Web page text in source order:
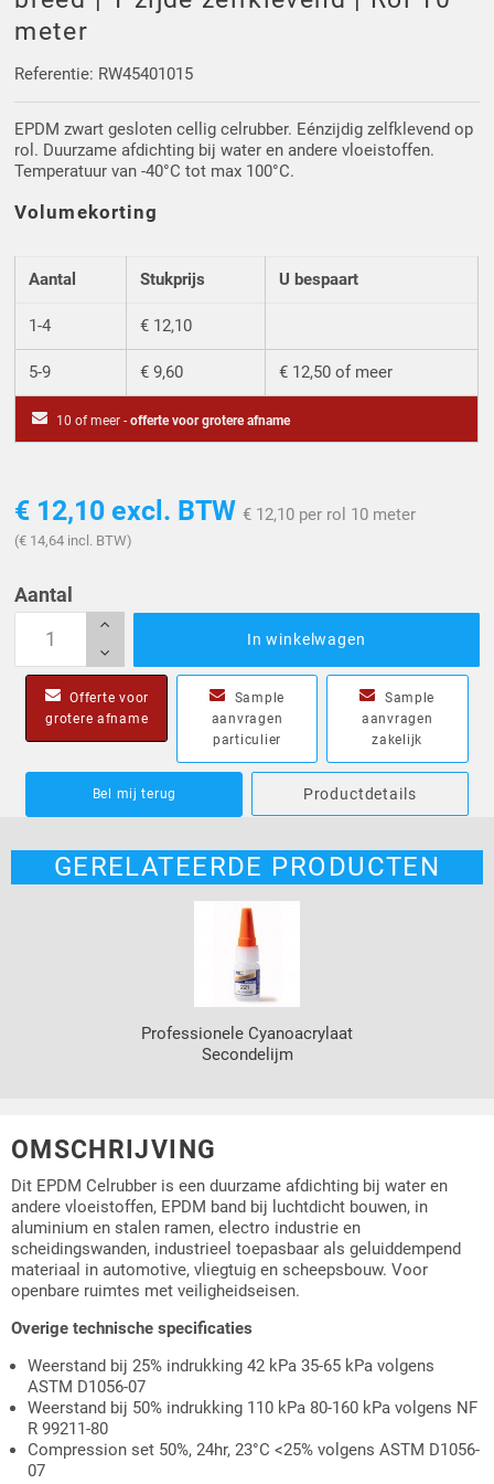
Driehoek/Wig profielen
Silicone U Profielen
Luikenpakking
Oploopprofielen
Hoekprofielen
O-ringen
meter
Referentie: RW45401015
EPDM zwart gesloten cellig celrubber. Eénzijdig zelfklevend op
rol. Duurzame afdichting bij water en andere vloeistoffen.
Temperatuur van -40°C tot max 100°C.
Volumekorting
Aantal Stukprijs U bespaart
1-4 € 12,10
5-9 € 9,60 € 12,50 of meer
10 of meer -offerte voor grotere afname
€ 12,10 excl. BTW € 12,10 per rol 10 meter
(€ 14,64 incl. BTW)
Aantal
In winkelwagen
Offerte voor
grotere afname
Sample
aanvragen
particulier
Sample
aanvragen
zakelijk
Bel mij terug Productdetails
GERELATEERDE PRODUCTEN
Professionele Cyanoacrylaat
Secondelijm
OMSCHRIJVING
Dit EPDM Celrubber is een duurzame afdichting bij water en
andere vloeistoffen, EPDM band bij luchtdicht bouwen, in
aluminium en stalen ramen, electro industrie en
scheidingswanden, industrieel toepasbaar als geluiddempend
materiaal in automotive, vliegtuig en scheepsbouw. Voor
openbare ruimtes met veiligheidseisen.
Overige technische specificaties
Weerstand bij 25% indrukking 42 kPa 35-65 kPa volgens
ASTM D1056-07
Weerstand bij 50% indrukking 110 kPa 80-160 kPa volgens NF
R 99211-80
Compression set 50%, 24hr, 23°C <25% volgens ASTM D1056-
07